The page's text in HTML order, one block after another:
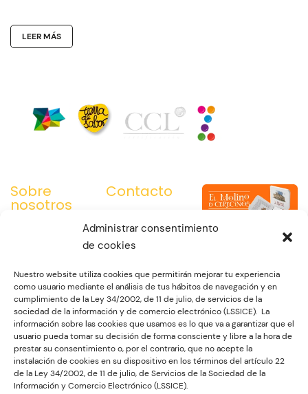
Administrar consentimiento
de cookies
Nuestro website utiliza cookies que permitirán mejorar tu experiencia
como usuario mediante el análisis de tus hábitos de navegación y en
cumplimiento de la Ley 34/2002, de 11 de julio, de servicios de la
sociedad de la información y de comercio electrónico (LSSICE). La
información sobre las cookies que usamos es lo que va a garantizar que el
usuario pueda tomar su decisión de forma consciente y libre a la hora de
prestar su consentimiento o, por el contrario, que no acepte la
instalación de cookies en su dispositivo en los términos del artículo 22
de la Ley 34/2002, de 11 de julio, de Servicios de la Sociedad de la
Información y Comercio Electrónico (LSSICE).
LEER MÁS
Sobre
nosotros
Harina Zamorana,
titular de la Marca
de Garantía Harina
Tradicional
Zamorana. Un
Reglamento de Uso
y controles
Contacto
Quesada, 2.
49012. Zamora
685 500 089
moc.anaromazlanoicidartanirah@ofni